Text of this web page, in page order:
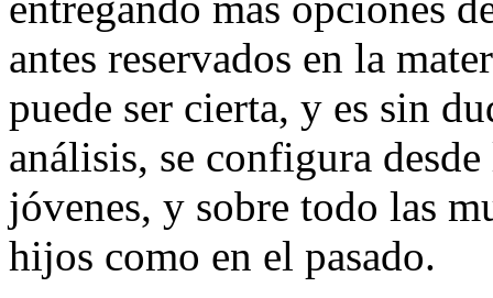
antes reservados en la
puede ser cierta, y es sin
análisis, se configura
jóvenes, y sobre todo las
hijos como en el pasado.